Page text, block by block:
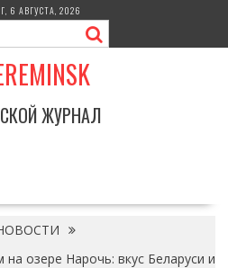
6 АВГУСТА, 2026
ЖУРНАЛ
на озере Нарочь: вкус Беларуси и